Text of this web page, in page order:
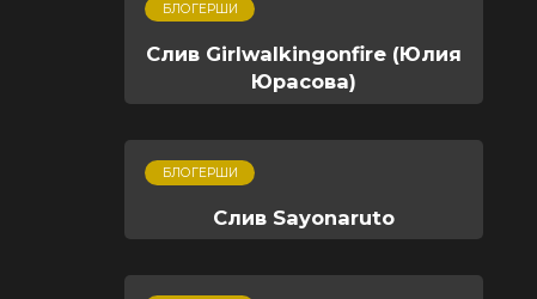
БЛОГЕРШИ
Слив Girlwalkingonfire (Юлия
Юрасова)
БЛОГЕРШИ
Слив Sayonaruto